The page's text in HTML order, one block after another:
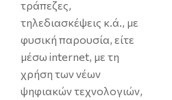
τράπεζες,
τηλεδιασκέψεις κ.ά., με
φυσική παρουσία, είτε
μέσω internet, με τη
χρήση των νέων
ψηφιακών τεχνολογιών,